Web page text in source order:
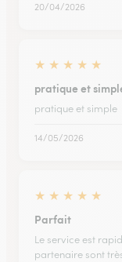
20/04/2026
★ ★ ★ ★ ★
pratique et
pratique et simple
14/05/2026
★ ★ ★ ★ ★
Parfait
Le service est
partenaire sont